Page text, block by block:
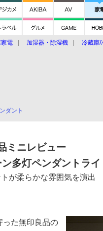
電 加湿器・除湿機 冷蔵庫/
ダント
ミニレビュー
多灯ペンダントライ
が柔らかな雰囲気を演出
た無印良品の